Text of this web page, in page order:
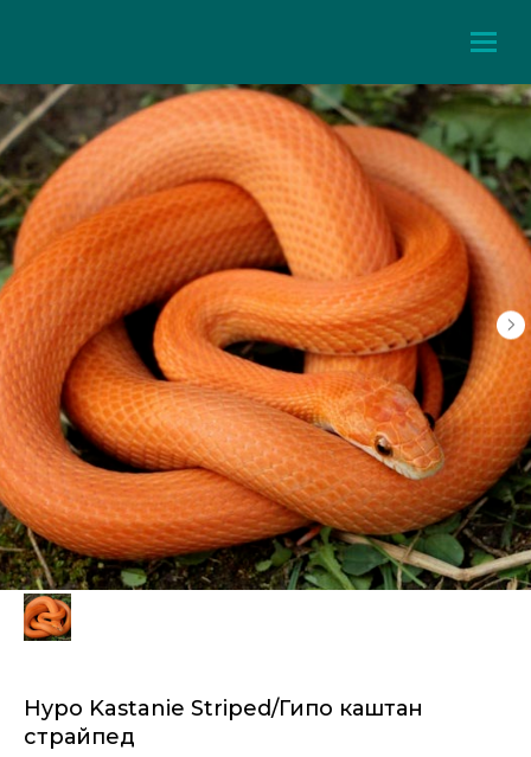
Hypo Kastanie Striped/Гипо каштан
страйпед